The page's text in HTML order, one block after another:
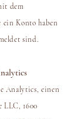
dem
ein Konto haben
sind.
Analytics, einen
LLC, 1600